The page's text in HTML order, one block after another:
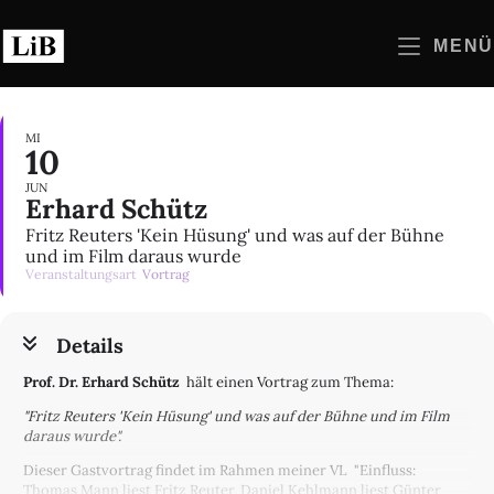
Inhalt
springen
MENÜ
MI
10
JUN
Erhard Schütz
Fritz Reuters 'Kein Hüsung' und was auf der Bühne
und im Film daraus wurde
Veranstaltungsart Vortrag
Details
Prof. Dr. Erhard Schütz hält einen Vortrag zum Thema:
"Fritz Reuters 'Kein Hüsung' und was auf der Bühne und im Film
daraus wurde".
Dieser Gastvortrag findet im Rahmen meiner VL "Einfluss:
Thomas Mann liest Fritz Reuter, Daniel Kehlmann liest Günter